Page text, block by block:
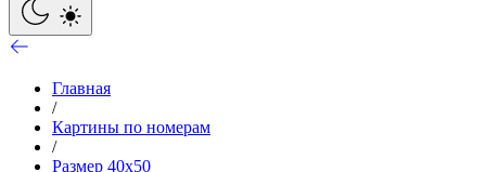
Главная
/
Картины по номерам
/
Размер 40x50